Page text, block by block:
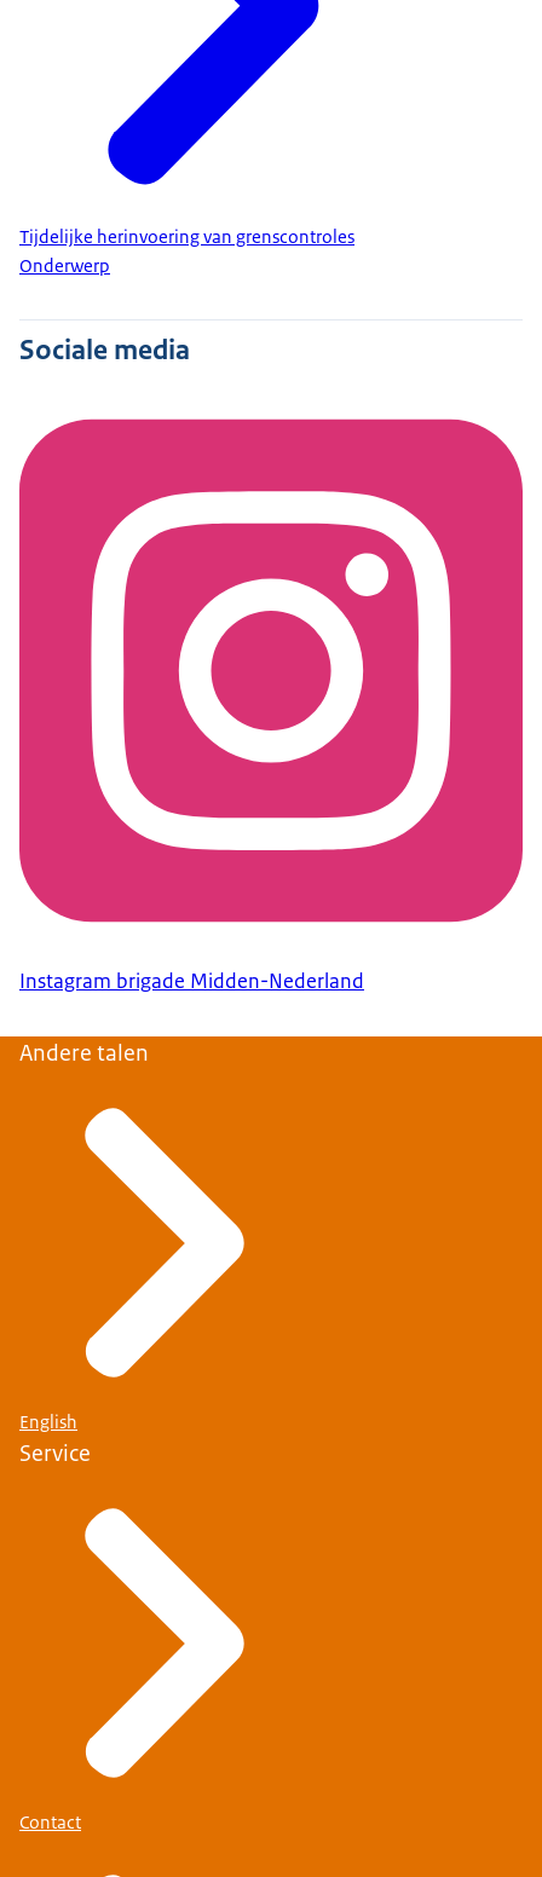
Tijdelijke herinvoering van grenscontroles
Onderwerp
Sociale media
Instagram brigade Midden-Nederland
Andere talen
English
Service
Contact